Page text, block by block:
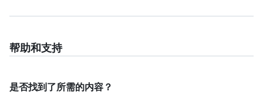
帮助和支持
是否找到了所需的内容？